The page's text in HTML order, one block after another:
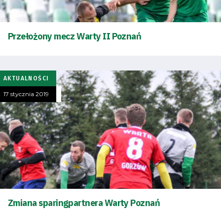
Tryb
oszczędności
energii
Dostępność
SEARCH
Search Button
Przełożony mecz Warty II Poznań
AKTUALNOŚCI
17 stycznia 2019
Zmiana sparingpartnera Warty Poznań